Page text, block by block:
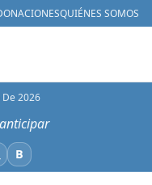
QUIÉNES SOMOS
2026
BBluesky